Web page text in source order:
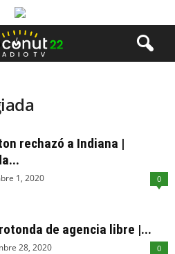
rechazó a Indiana |
1, 2020 0
de agencia libre |...
28, 2020 0